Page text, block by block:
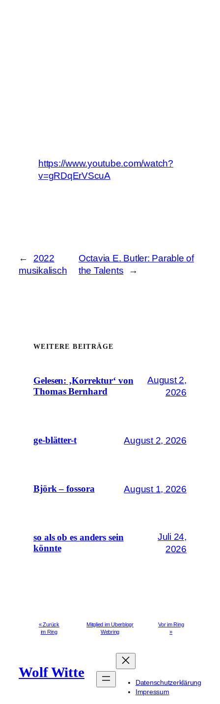
https://www.youtube.com/watch?
v=gRDqErVScuA
←
2022
musikalisch
Octavia E. Butler: Parable of
the Talents
→
WEITERE BEITRÄGE
Gelesen: ‚Korrektur‘ von
Thomas Bernhard
August 2,
2026
ge-blätter-t August 2, 2026
Björk – fossora August 1, 2026
so als ob es anders sein
könnte
Juli 24,
2026
« Zurück
im Ring
Mitglied im Uberblogr
Webring
Vor im Ring
»
Wolf Witte
Datenschutzerklärung
Impressum